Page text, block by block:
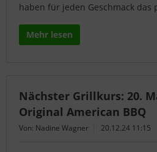
haben für jeden Geschmack das
Mehr lesen
Nächster Grillkurs: 20.
Original American BBQ
Von: Nadine Wagner 20.12.24 11:15